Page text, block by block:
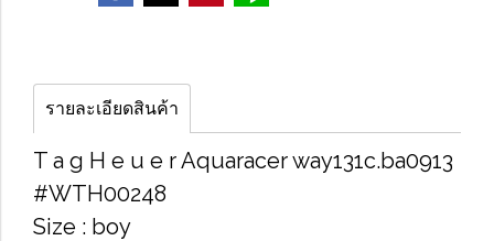
รายละเอียดสินค้า
T a g H e u e r Aquaracer way131c.ba0913
#WTH00248
Size : boy